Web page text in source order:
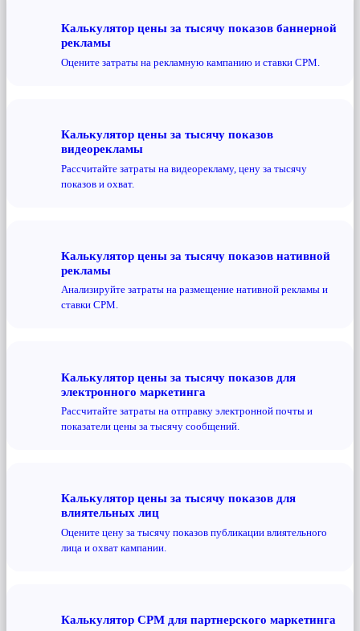
Калькулятор цены за тысячу показов баннерной
рекламы
Оцените затраты на рекламную кампанию и ставки CPM.
Калькулятор цены за тысячу показов
видеорекламы
Рассчитайте затраты на видеорекламу, цену за тысячу
показов и охват.
Калькулятор цены за тысячу показов нативной
рекламы
Анализируйте затраты на размещение нативной рекламы и
ставки CPM.
Калькулятор цены за тысячу показов для
электронного маркетинга
Рассчитайте затраты на отправку электронной почты и
показатели цены за тысячу сообщений.
Калькулятор цены за тысячу показов для
влиятельных лиц
Оцените цену за тысячу показов публикации влиятельного
лица и охват кампании.
Калькулятор CPM для партнерского маркетинга